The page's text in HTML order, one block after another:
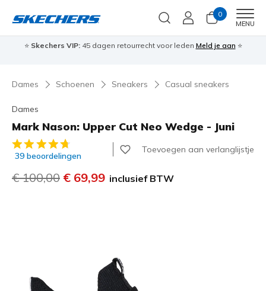
0
MENU
⭐ Skechers VIP:45 dagen retourrecht voor leden Meld je aan ⭐
Dames Schoenen Sneakers Casual sneakers
Dames
Mark Nason: Upper Cut Neo Wedge - Juni
5 van de 5 klantbeoordelingen
39 beoordelingen
Toevoegen aan verlanglijstje
Prijs verlaagd van
€ 100,00 naar
€ 69,99 inclusief BTW